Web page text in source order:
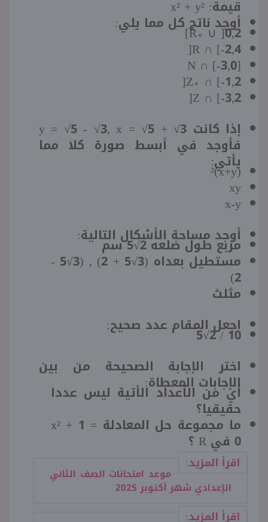
قيمة: x² + y²
أوجد ناتج كل مما يلي:
R₊ ∪ ]0,2]
R ∩ [-2,4[
N ∩ [-3,0]
Z₊ ∩ [-1,2[
Z ∩ [-3,2[
إذا كانت y = √5 - √3, x = √5 + √3
فأوجد في أبسط صورة كلا مما
يأتي:(x+y)²
xy
x-y
أوجد مساحة الأشكال التالية:
مربع طول ضلعه 2√5 سم
مستطيل بعداه (3√5 + 2) , (3√5 -
2)
مثلث
اجعل المقام عدد صحيح:
10 / 2√5
اختر الإجابة الصحيحة من بين
الإجابات المعطاة:
أي من الأعداد الأتية ليس عددا
حقيقيا؟
ما مجموعة حل المعادلة x² + 1 =
0 في R ؟
اقرأ المزيد:
موعد امتحانات الصف الثاني
الإعدادي شهر أكتوبر 2025
اقرأ المزيد: